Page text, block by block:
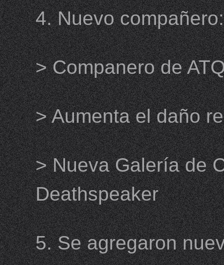
4. Nuevo
> Companero de
> Aumenta el daño
> Nueva Galería de
Deathspeaker
5. Se agregaron